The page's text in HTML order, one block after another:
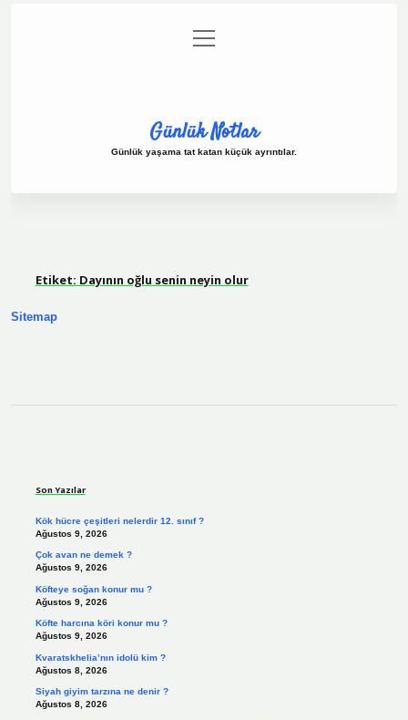
Gizlilik Politikası
menüyü
aç
Günlük Notlar
Günlük yaşama tat katan küçük ayrıntılar.
Etiket: Dayının oğlu senin neyin olur
Sitemap
Son Yazılar
Kök hücre çeşitleri nelerdir 12. sınıf ?
Ağustos 9, 2026
Çok avan ne demek ?
Ağustos 9, 2026
Köfteye soğan konur mu ?
Ağustos 9, 2026
Köfte harcına köri konur mu ?
Ağustos 9, 2026
Kvaratskhelia’nın idolü kim ?
Ağustos 8, 2026
Siyah giyim tarzına ne denir ?
Ağustos 8, 2026